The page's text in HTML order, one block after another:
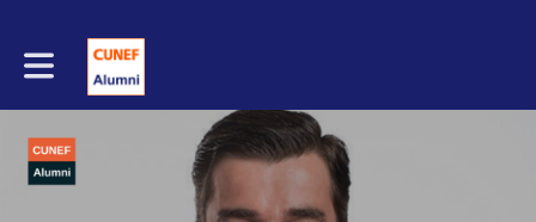
Toggle main navigation